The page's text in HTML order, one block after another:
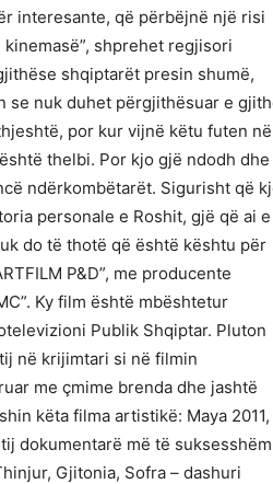
interesante, që përbëjnë një risi
shprehet regjisori
shqiptarët presin shumë,
se nuk duhet përgjithësuar e
por kur vijnë këtu futen në
thelbi. Por kjo gjë ndodh dhe
ndërkombëtarët. Sigurisht që
personale e Roshit, gjë që ai e
do të thotë që është kështu për
P&D”, me producente
Ky film është mbështetur
Publik Shqiptar. Pluton
në krijimtari si në filmin
me çmime brenda dhe jashtë
këta filma artistikë: Maya 2011,
dokumentarë më të suksesshëm
Gjitonia, Sofra – dashuri